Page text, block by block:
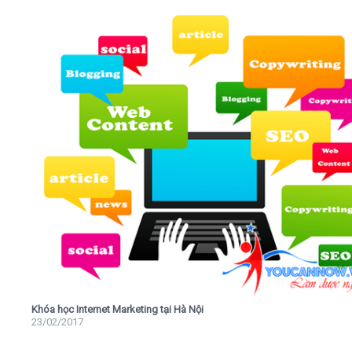
Khóa học Internet Marketing tại Hà Nội
23/02/2017